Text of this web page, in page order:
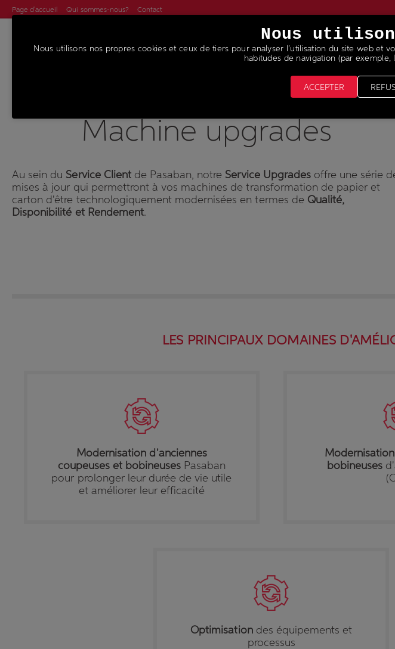
Page d'accueil Qui sommes-nous? Contact
MACHINES SERVICES NEWS & MEDIAS
Machine upgrades
Au sein du Service Clientde Pasaban, notre Service Upgradesoffre une série
mises à jour qui permettront à vos machines de transformation de papier et
carton d'être technologiquement modernisées en termes de Qualité,
Disponibilité et Rendement.
LES PRINCIPAUX DOMAINES
Modernisation d'anciennes
coupeuses et bobineuses Pasaban
pour prolonger leur durée de vie utile
et améliorer leur efficacité
bobineuses
Optimisationdes équipements et
processus
Nous
Nous utilisons nos propres cookies et ceux de tiers pour analyser l’utilisation du site web et
habitudes de navigation (par exemple,
ACCEPTER